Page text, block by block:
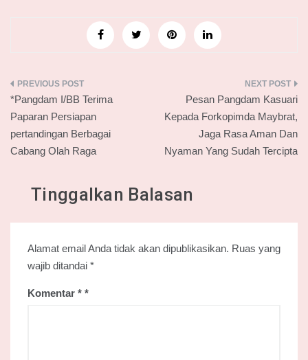
Navigasi
pos
*Pangdam I/BB Terima
Paparan Persiapan
pertandingan Berbagai
Cabang Olah Raga
Pesan Pangdam Kasuari
Kepada Forkopimda Maybrat,
Jaga Rasa Aman Dan
Nyaman Yang Sudah Tercipta
Tinggalkan Balasan
Alamat email Anda tidak akan dipublikasikan. Ruas yang
wajib ditandai *
Komentar *